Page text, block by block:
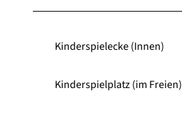
Kinderspielecke (Innen)
Kinderspielplatz (im Freien)